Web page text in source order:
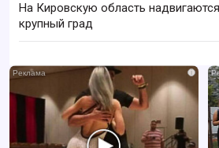
На Кировскую область
крупный град
i